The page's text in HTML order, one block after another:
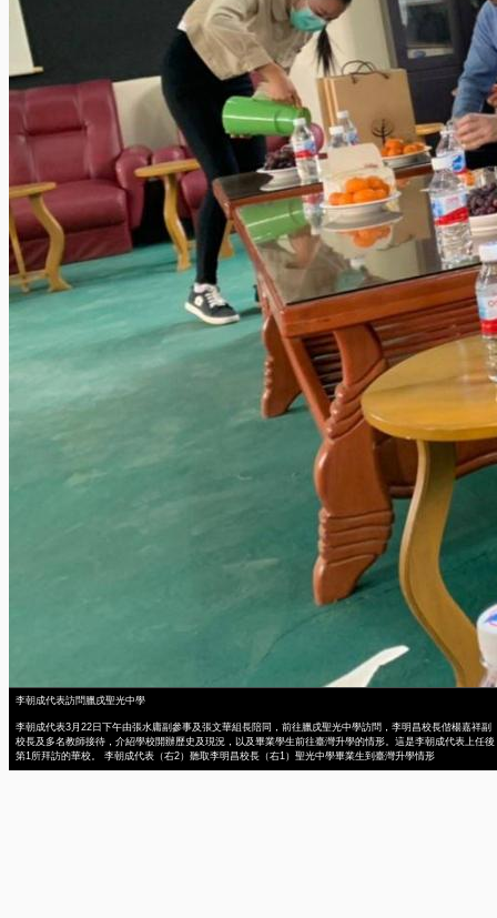
李朝成代表訪問臘戌聖光中學
李朝成代表3月22日下午由張水庸副參事及張文華組長陪同，前往臘戌聖光中學訪問，李明昌校長偕楊嘉祥副
校長及多名教師接待，介紹學校開辦歷史及現況，以及畢業學生前往臺灣升學的情形。這是李朝成代表上任後
第1所拜訪的華校。 李朝成代表（右2）聽取李明昌校長（右1）聖光中學畢業生到臺灣升學情形